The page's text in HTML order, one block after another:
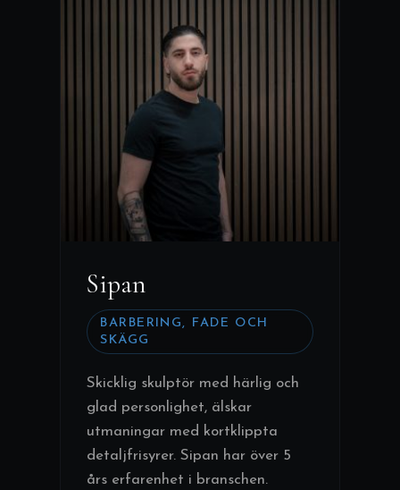
Sipan
BARBERING, FADE OCH
SKÄGG
Skicklig skulptör med härlig och
glad personlighet, älskar
utmaningar med kortklippta
detaljfrisyrer. Sipan har över 5
års erfarenhet i branschen.